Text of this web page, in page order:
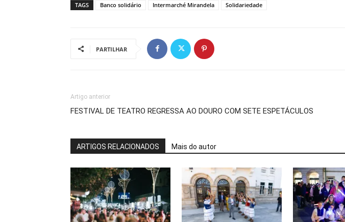
TAGS Banco solidário Intermarché Mirandela Solidariedade
PARTILHAR
Artigo anterior
FESTIVAL DE TEATRO REGRESSA AO DOURO COM SETE ESPETÁCULOS
ARTIGOS RELACIONADOS Mais do autor